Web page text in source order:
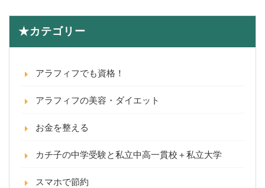
★カテゴリー
アラフィフでも資格！
アラフィフの美容・ダイエット
お金を整える
カチ子の中学受験と私立中高一貫校＋私立大学
スマホで節約